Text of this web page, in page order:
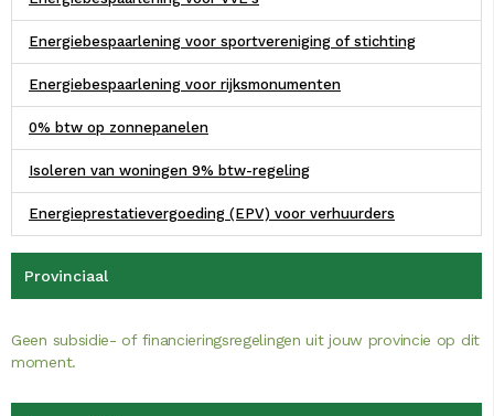
Energiebespaarlening voor sportvereniging of stichting
Energiebespaarlening voor rijksmonumenten
0% btw op zonnepanelen
Isoleren van woningen 9% btw-regeling
Energieprestatievergoeding (EPV) voor verhuurders
Provinciaal
Geen subsidie- of financieringsregelingen uit jouw provincie op dit
moment.